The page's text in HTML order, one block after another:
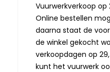
Vuurwerkverkoop op
Online bestellen
daarna staat de
de winkel gekocht
verkoopdagen op
kunt het vuurwerk